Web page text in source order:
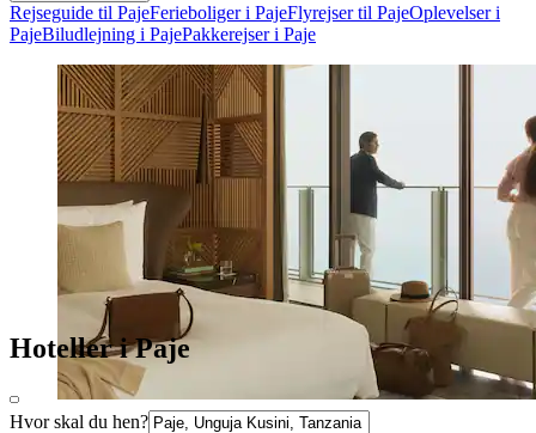
Rejseguide til PajeFerieboliger i PajeFlyrejser til PajeOplevelser i
PajeBiludlejning i PajePakkerejser i Paje
Hoteller i Paje
Hvor skal du hen?